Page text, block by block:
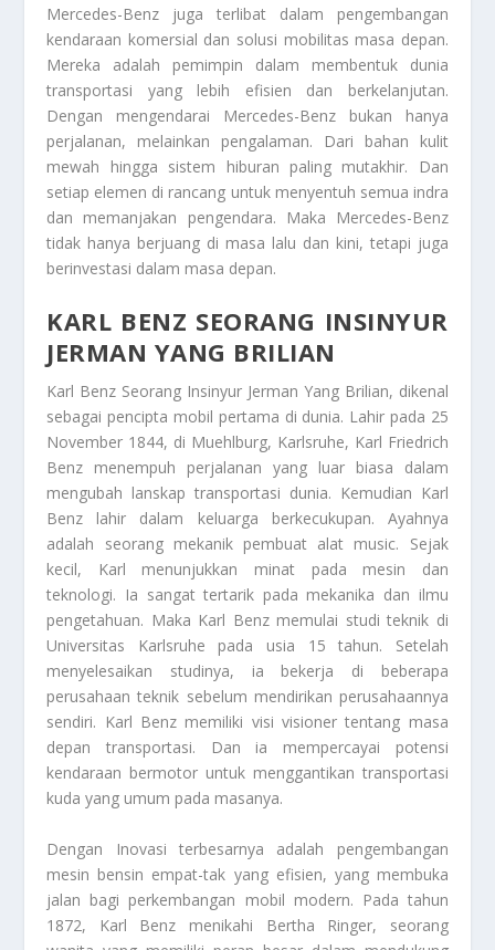
Mercedes-Benz juga terlibat dalam pengembangan
kendaraan komersial dan solusi mobilitas masa depan.
Mereka adalah pemimpin dalam membentuk dunia
transportasi yang lebih efisien dan berkelanjutan.
Dengan mengendarai Mercedes-Benz bukan hanya
perjalanan, melainkan pengalaman. Dari bahan kulit
mewah hingga sistem hiburan paling mutakhir. Dan
setiap elemen di rancang untuk menyentuh semua indra
dan memanjakan pengendara. Maka Mercedes-Benz
tidak hanya berjuang di masa lalu dan kini, tetapi juga
berinvestasi dalam masa depan.
KARL BENZ SEORANG INSINYUR
JERMAN YANG BRILIAN
Karl Benz Seorang Insinyur Jerman Yang Brilian, dikenal
sebagai pencipta mobil pertama di dunia. Lahir pada 25
November 1844, di Muehlburg, Karlsruhe, Karl Friedrich
Benz menempuh perjalanan yang luar biasa dalam
mengubah lanskap transportasi dunia. Kemudian Karl
Benz lahir dalam keluarga berkecukupan. Ayahnya
adalah seorang mekanik pembuat alat music. Sejak
kecil, Karl menunjukkan minat pada mesin dan
teknologi. Ia sangat tertarik pada mekanika dan ilmu
pengetahuan. Maka Karl Benz memulai studi teknik di
Universitas Karlsruhe pada usia 15 tahun. Setelah
menyelesaikan studinya, ia bekerja di beberapa
perusahaan teknik sebelum mendirikan perusahaannya
sendiri. Karl Benz memiliki visi visioner tentang masa
depan transportasi. Dan ia mempercayai potensi
kendaraan bermotor untuk menggantikan transportasi
kuda yang umum pada masanya.
Dengan Inovasi terbesarnya adalah pengembangan
mesin bensin empat-tak yang efisien, yang membuka
jalan bagi perkembangan mobil modern. Pada tahun
1872, Karl Benz menikahi Bertha Ringer, seorang